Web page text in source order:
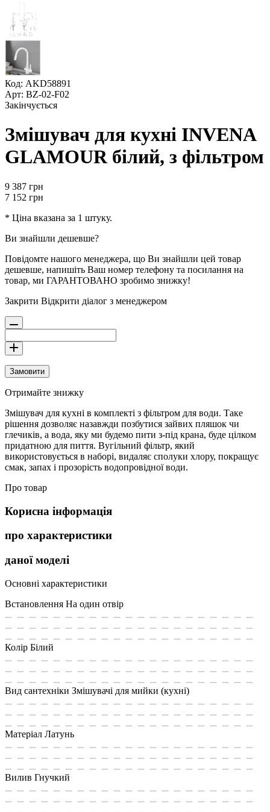
Код: AKD58891
Арт: BZ-02-F02
Закінчується
Змішувач для кухні INVENA
GLAMOUR білий, з фільтром
9 387 грн
7 152 грн
* Ціна вказана за 1 штуку.
Ви знайшли дешевше?
Повідомте нашого менеджера, що Ви знайшли цей товар
дешевше, напишіть Ваш номер телефону та посилання на
товар, ми ГАРАНТОВАНО зробимо знижку!
Закрити Відкрити діалог з менеджером
Замовити
Отримайте знижку
Змішувач для кухні в комплекті з фільтром для води. Таке
рішення дозволяє назавжди позбутися зайвих пляшок чи
глечиків, а вода, яку ми будемо пити з-під крана, буде цілком
придатною для пиття. Вугільний фільтр, який
використовується в наборі, видаляє сполуки хлору, покращує
смак, запах і прозорість водопровідної води.
Про товар
Корисна інформація
про характеристики
даної моделі
Основні характеристики
Встановлення На один отвір
Колір Білий
Вид сантехніки Змішувачі для мийки (кухні)
Матеріал Латунь
Вилив Гнучкий